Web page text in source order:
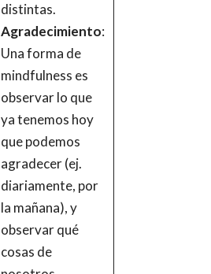
distintas.
Agradecimiento:
Una forma de
mindfulness es
observar lo que
ya tenemos hoy
que podemos
agradecer (ej.
diariamente, por
la mañana), y
observar qué
cosas de